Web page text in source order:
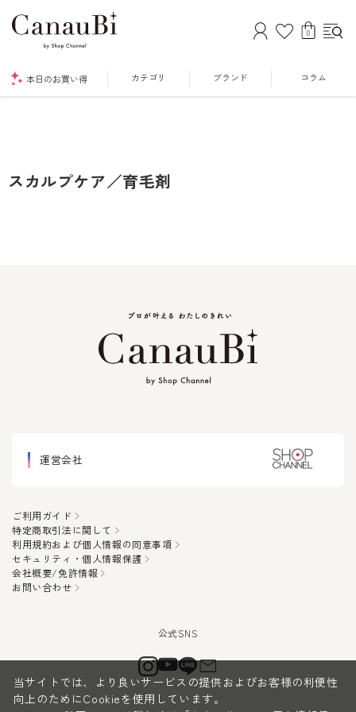
0
本日のお買い得 カテゴリ ブランド コラム
スカルプケア／育毛剤
運営会社
ご利用ガイド
特定商取引法に関して
利用規約および個人情報の同意事項
セキュリティ・個人情報保護
会社概要/免許情報
お問い合わせ
当サイトでは、より良いサービスの提供およびお客様の利便性
向上のためにCookieを使用しています。